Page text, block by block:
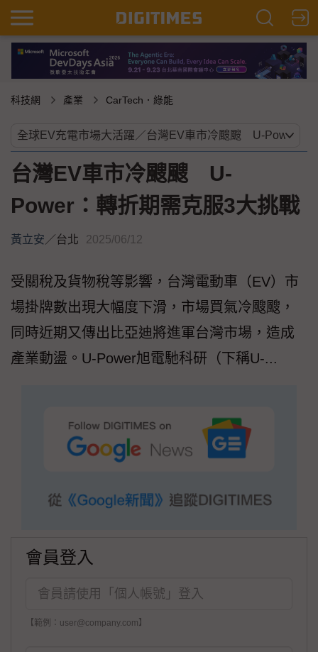
科技網 產業 CarTech．綠能
台灣EV車市冷颼颼 U-
Power：轉折期需克服3大挑戰
黃立安／台北 2025/06/12
受關稅及貨物稅等影響，台灣電動車（EV）市
場掛牌數出現大幅度下滑，市場買氣冷颼颼，
同時近期又傳出比亞迪將進軍台灣市場，造成
產業動盪。U-Power旭電馳科研（下稱U-...
會員登入
【範例：user@company.com】